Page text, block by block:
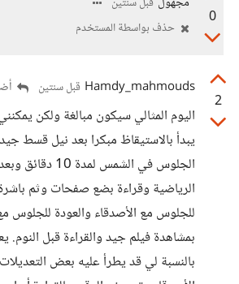
0
حذف بواسطة المستخدم
2
Hamdy_mahmouds قبل سنتين
اليوم المثالي سيكون مبالغة ولكن
يبدأ بالاستيقاظ مبكرا بعد نيل قسط
الجلوس في الشمس
الرياضية وقراءة بضع صفحات وثم
للجلوس مع الأصدقاء والعودة للجلوس
بمشاهدة فيلم جيد والقراءة قبل
بالنسبة لي قد يطرأ عليه بعض